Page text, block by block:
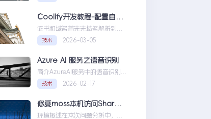
智能技术的快速发展，
AIAgen...MVP聚技站｜
GitHubCopilotSDK入门：五分
钟构建你的第一个AIAgent
Coolify开发教程-配置自定义域名和证书
证书和域名首先先域名解析到
Coolify所在的服务器，然后获取
你的证书NGINX版本的，这里就
不赘...Coolify开发教程-配置自定
技术 2026-03-05
Azure AI 服务之语音识别
简介AzureAI服务中的语音识别
API是微软提供的一项先进技术，
旨在帮助开发者轻松实现
语...AzureAI服务之语音识别
技术 2026-02-17
修复moss本机访问SharePoint 401.1 HTTP错误
环境概述在本次问题分析中，我